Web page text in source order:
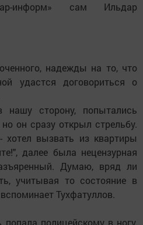
информ» сам Ильдар
надежды на то, что
удастся договориться о
сторону, попытались
он сразу открыл стрельбу.
хотел вызвать из квартиры
далее была нецензурная
Думаю, вряд ли
учитывая то состояние в
Тухфатуллов.